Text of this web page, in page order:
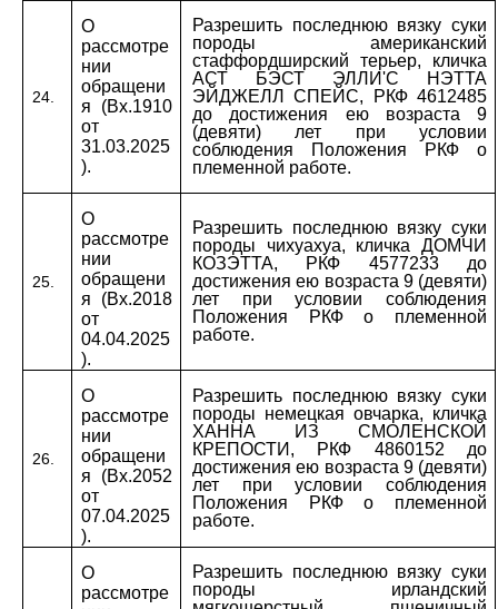
24.
О
рассмотре
нии
обращени
я (Вх.1910
от
31.03.2025
).
Разрешить последнюю вязку суки
породы американский
стаффордширский терьер, кличка
АСТ БЭСТ ЭЛЛИ'С НЭТТА
ЭЙДЖЕЛЛ СПЕЙС, РКФ 4612485
до достижения ею возраста 9
(девяти) лет при условии
соблюдения Положения РКФ о
племенной работе.
25.
О
рассмотре
нии
обращени
я (Вх.2018
от
04.04.2025
).
Разрешить последнюю вязку суки
породы чихуахуа, кличка ДОМЧИ
КОЗЭТТА, РКФ 4577233 до
достижения ею возраста 9 (девяти)
лет при условии соблюдения
Положения РКФ о племенной
работе.
26.
О
рассмотре
нии
обращени
я (Вх.2052
от
07.04.2025
).
Разрешить последнюю вязку суки
породы немецкая овчарка, кличка
ХАННА ИЗ СМОЛЕНСКОЙ
КРЕПОСТИ, РКФ 4860152 до
достижения ею возраста 9 (девяти)
лет при условии соблюдения
Положения РКФ о племенной
работе.
О
рассмотре
Разрешить последнюю вязку суки
породы ирландский